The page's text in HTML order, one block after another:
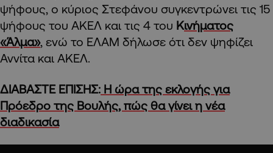
ψήφους, ο κύριος Στεφάνου συγκεντρώνει τις 15
ψήφους του ΑΚΕΛ και τις 4 του Κινήματος
«Άλμα», ενώ το ΕΛΑΜ δήλωσε ότι δεν ψηφίζει
Αννίτα και ΑΚΕΛ.
ΔΙΑΒΑΣΤΕ ΕΠΙΣΗΣ: Η ώρα της εκλογής για
Πρόεδρο της Βουλής, πώς θα γίνει η νέα
διαδικασία